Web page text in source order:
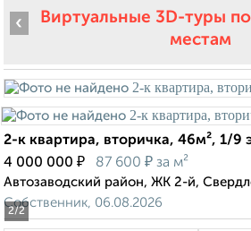
Виртуальные 3D-туры
местам
2/2
‹
2-к квартира, вторичка, 46м², 1/9
4 000 000 ₽ 87 600 ₽ за м²
Автозаводский район, ЖК 2-й,
Собственник, 06.08.2026